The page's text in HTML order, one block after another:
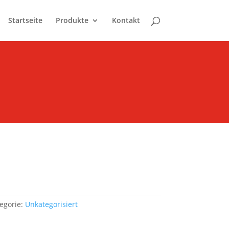
Startseite Produkte Kontakt
Unkategorisiert